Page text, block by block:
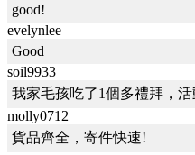
good!
evelynlee
Good
soil9933
我家毛孩吃了1個多禮拜，活
molly0712
貨品齊全，寄件快速!